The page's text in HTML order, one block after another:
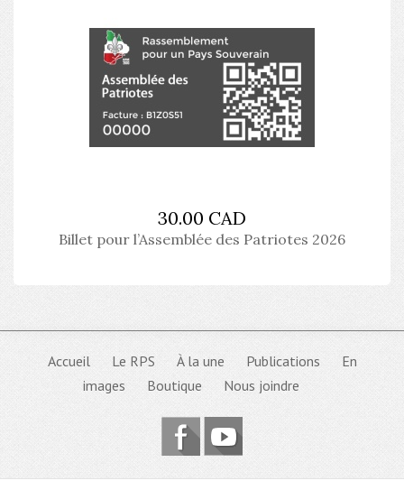
30.00 CAD
Billet pour l’Assemblée des Patriotes 2026
Accueil Le RPS À la une Publications
En
images
Boutique Nous joindre